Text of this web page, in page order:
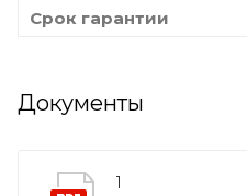
Срок гарантии
Документы
1